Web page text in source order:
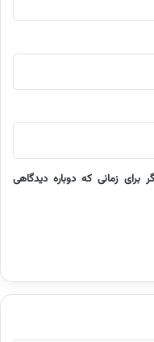
زمانی که دوباره دیدگاهی